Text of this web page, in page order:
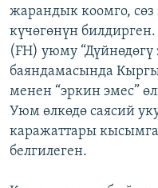
жарандык коомго,
күчөгөнүн
(FH) уюму “Дүйнөдөгү
баяндамасында
менен “эркин эмес”
Уюм өлкөдө саясий
каражаттары
белгилеген.